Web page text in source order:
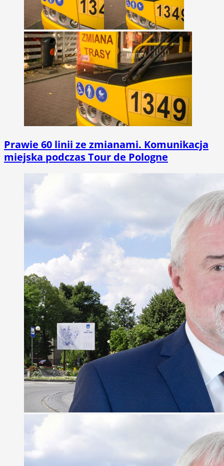
Prawie 60 linii ze zmianami. Komunikacja
miejska podczas Tour de Pologne